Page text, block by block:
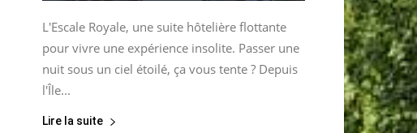
L'Escale Royale, une suite hôtelière flottante
pour vivre une expérience insolite. Passer une
nuit sous un ciel étoilé, ça vous tente ? Depuis
l'Île...
Lire la suite